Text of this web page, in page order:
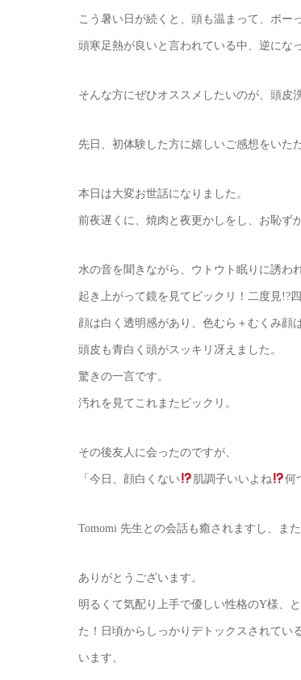
こう暑い日が続くと、頭も温まって、ボー
頭寒足熱が良いと言われている中、逆にな
そんな方にぜひオススメしたいのが、頭皮
先日、初体験した方に嬉しいご感想をいた
本日は大変お世話になりました。
前夜遅くに、焼肉と夜更かしをし、お恥ず
水の音を聞きながら、ウトウト眠りに誘わ
起き上がって鏡を見てビックリ！二度見!?
顔は白く透明感があり、色むら＋むくみ顔
頭皮も青白く頭がスッキリ冴えました。
驚きの一言です。
汚れを見てこれまたビックリ。
その後友人に会ったのですが、
「今日、顔白くない 肌調子いいよね 何
Tomomi 先生との会話も癒されますし、ま
ありがとうございます。
明るくて気配り上手で優しい性格のY様、
た！日頃からしっかりデトックスされてい
います。